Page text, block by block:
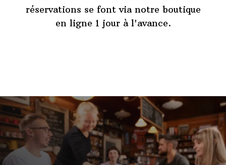
réservations se font via notre boutique
en ligne 1 jour à l'avance.